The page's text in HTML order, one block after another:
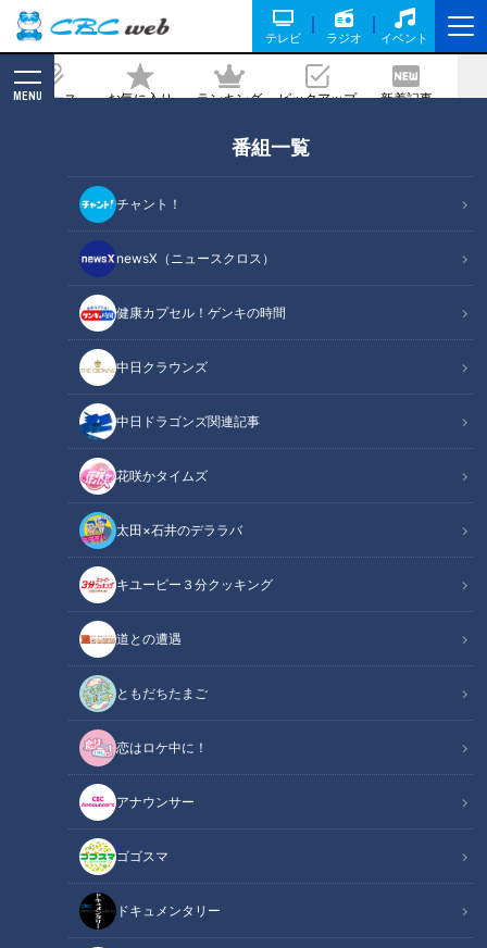
テレビ ラジオ イベント
ニュース お気に入り ランキング ピックアップ 新着記事
MENU
番組一覧
チャント！
newsX（ニュースクロス）
健康カプセル！ゲンキの時間
中日クラウンズ
中日ドラゴンズ関連記事
花咲かタイムズ
太田×石井のデララバ
キユーピー３分クッキング
道との遭遇
ともだちたまご
恋はロケ中に！
アナウンサー
ゴゴスマ
ドキュメンタリー
分クッキング】
2025/10/02 18:00
CBCテレビ：画像『キユーピー3分クッキング』
キユーピー３分クッキング
レシピ紹介
豆腐を使って根菜や葉野菜、木くらげ、ぎんなんが入った彩り
も味わいも豊かな白あえを作りましょう。秋を感じる一品で
す。（講師：髙井英克先生／キユーピー３分クッキング ）
関連リンク